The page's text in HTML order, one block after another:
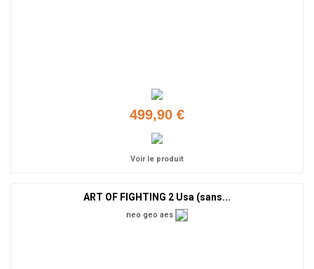
499,90 €
Voir le produit
ART OF FIGHTING 2 Usa (sans...
neo geo aes